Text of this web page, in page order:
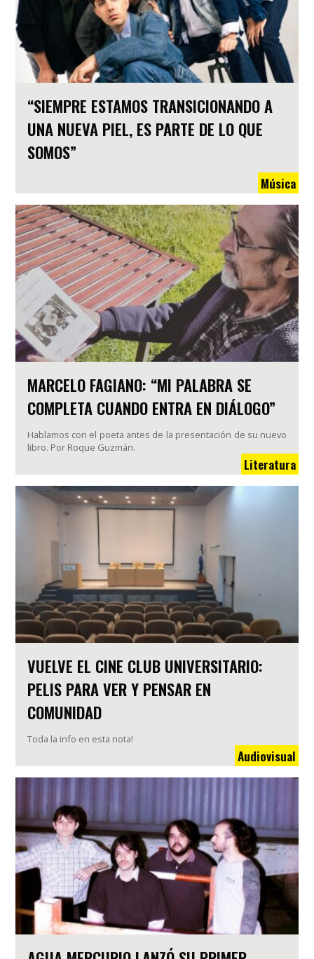
“SIEMPRE ESTAMOS TRANSICIONANDO A
UNA NUEVA PIEL, ES PARTE DE LO QUE
SOMOS”
Música
MARCELO FAGIANO: “MI PALABRA SE
COMPLETA CUANDO ENTRA EN DIÁLOGO”
Hablamos con el poeta antes de la presentación de su nuevo
libro. Por Roque Guzmán.
Literatura
VUELVE EL CINE CLUB UNIVERSITARIO:
PELIS PARA VER Y PENSAR EN
COMUNIDAD
Toda la info en esta nota!
Audiovisual